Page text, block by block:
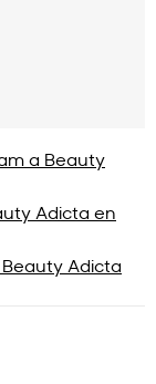
a Beauty
Adicta en
Adicta